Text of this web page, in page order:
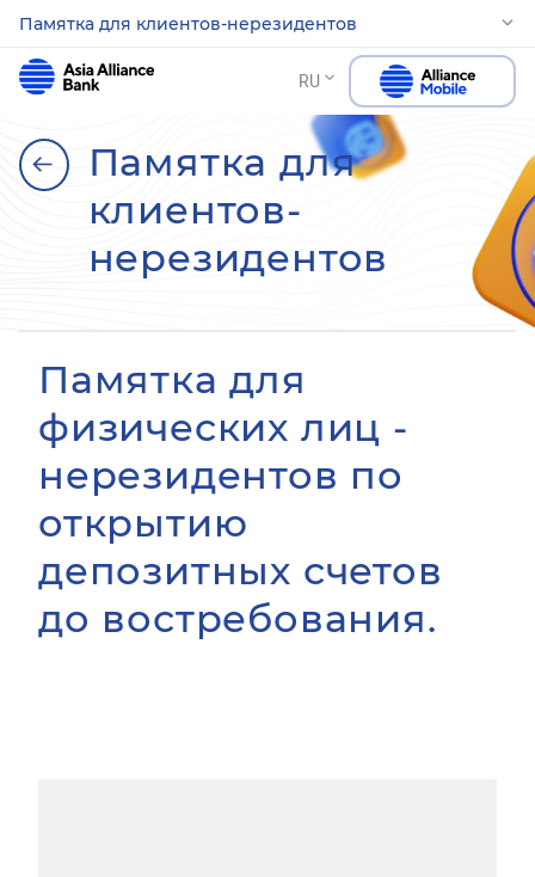
Памятка для клиентов-нерезидентов
RU
Памятка для
клиентов-
нерезидентов
Памятка для
физических лиц -
нерезидентов по
открытию
депозитных счетов
до востребования.